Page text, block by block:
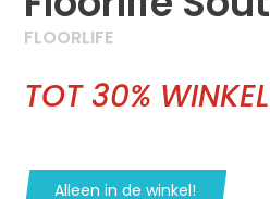
FLOORLIFE
TOT 30%
Alleen in de winkel!